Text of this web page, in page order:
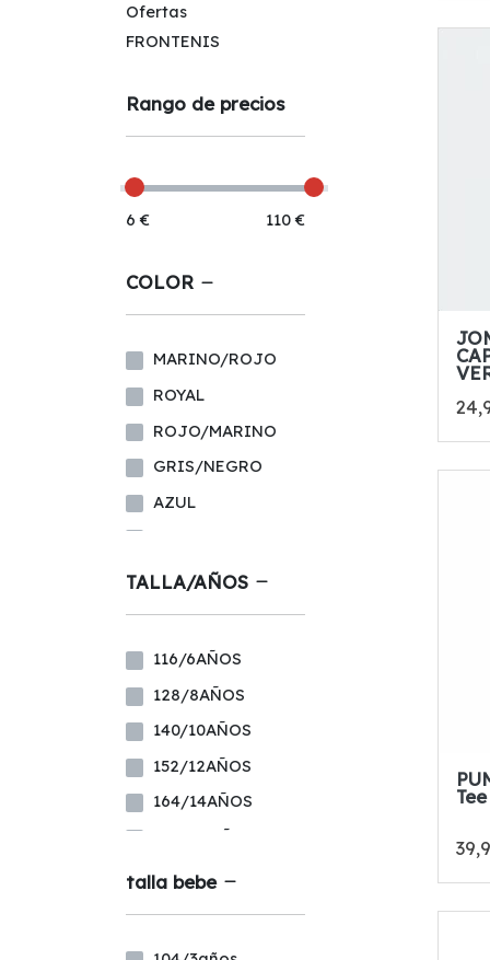
Ofertas
FRONTENIS
Rango de precios
6 € 110 €
COLOR
MARINO/ROJO
ROYAL
ROJO/MARINO
GRIS/NEGRO
AZUL
ROSA
BLANCO
TALLA/AÑOS
116/6AÑOS
128/8AÑOS
140/10AÑOS
152/12AÑOS
164/14AÑOS
176/16 AÑOS
104/4años
talla bebe